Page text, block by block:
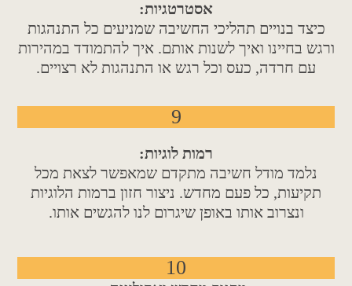
אסטרטגיות:
כיצד בנויים תהליכי החשיבה שמניעים כל התנהגות
ורגש בחיינו ואיך לשנות אותם. איך להתמודד במהירות
עם חרדה, כעס וכל רגש או התנהגות לא רצויים.
9
רמות לוגיות:
נלמד מודל חשיבה מתקדם שמאפשר לצאת מכל
תקיעות, כל פעם מחדש. ניצור חזון ברמות הלוגיות
ונצרוב אותו באופן שיגרום לנו להגשים אותו.
10